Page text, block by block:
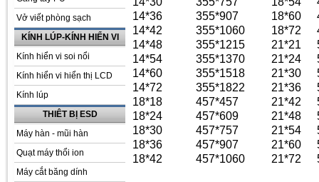
Vở viết phòng sạch
KÍNH LÚP-KÍNH HIỂN VI
Kính hiển vi soi nổi
Kính hiển vi hiển thị LCD
Kính lúp
THIÊT BỊ ESD
Máy hàn - mũi hàn
Quạt máy thổi ion
Máy cắt băng dính
14*36
355*907 18*60
14*42
355*1060 18*72
14*48
355*1215 21*21
14*54
355*1370 21*24
14*60
355*1518 21*30
14*72
355*1822 21*36
18*18
457*457 21*42
18*24
457*609 21*48
18*30
457*757 21*54
18*36
457*907 21*60
18*42
457*1060 21*72